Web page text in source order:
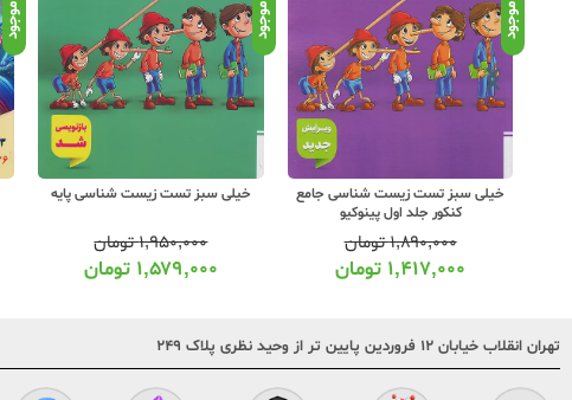
موجود
خیلی سبز تست زیست شناسی جامع
کنکور جلد اول پینوکیو
۱,۸۹۰,۰۰۰تومان
۱,۴۱۷,۰۰۰ تومان
موجود
خیلی سبز تست زیست شناسی پایه
۱,۹۵۰,۰۰۰تومان
۱,۵۷۹,۰۰۰ تومان
موجود
تهران انقلاب خیابان ۱۲ فروردین پایین تر از وحید نظری پلاک ۲۴۹